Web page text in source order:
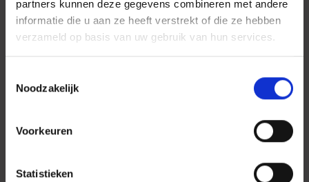
partners kunnen deze gegevens combineren met andere
informatie die u aan ze heeft verstrekt of die ze hebben
verzameld op basis van uw gebruik van hun services.
Noodzakelijk
Voorkeuren
Statistieken